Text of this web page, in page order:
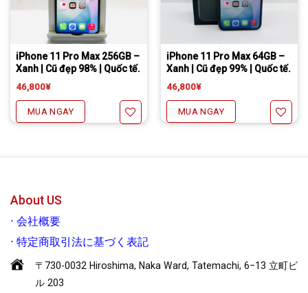
iPhone 11 Pro Max 256GB –
Xanh | Cũ đẹp 98% | Quốc tế.
46,800¥
MUA NGAY
iPhone 11 Pro Max 64GB –
Xanh | Cũ đẹp 99% | Quốc tế.
46,800¥
MUA NGAY
About US
⋅ 会社概要
⋅ 特定商取引法に基づく表記
〒730-0032 Hiroshima, Naka Ward, Tatemachi, 6−13 立町ビ
ル 203